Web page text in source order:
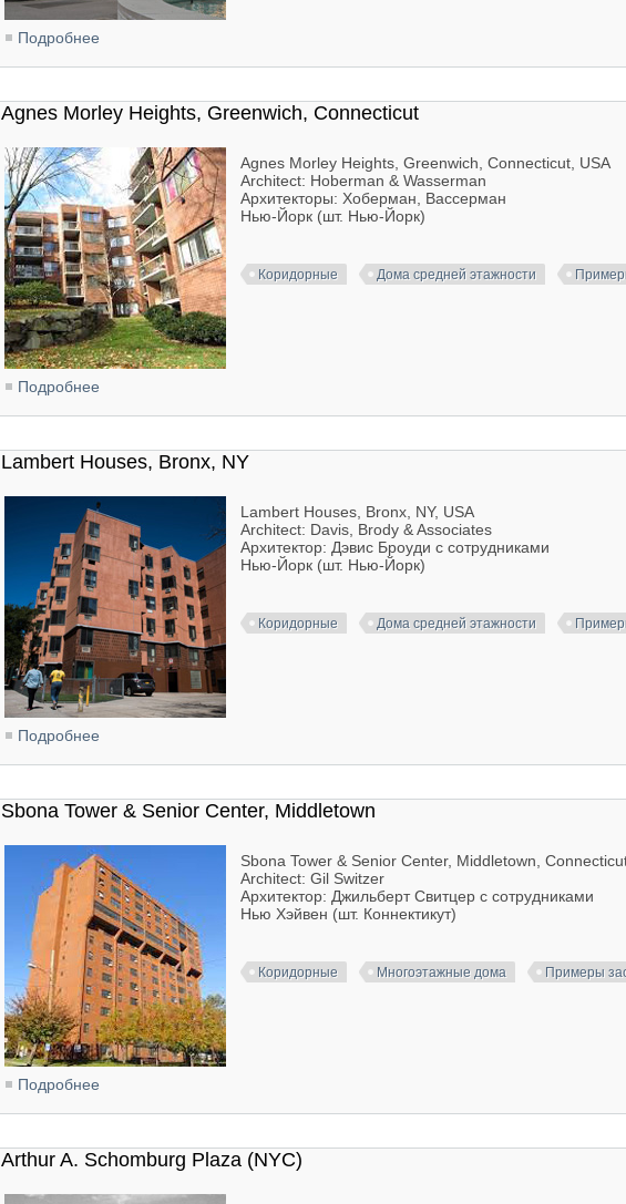
Подробнее
Agnes Morley Heights, Greenwich, Connecticut
Agnes Morley Heights, Greenwich, Connecticut, USA
Architect: Hoberman & Wasserman
Архитекторы: Хоберман, Вассерман
Нью-Йорк (шт. Нью-Йорк)
Коридорные Дома средней этажности
Подробнее
Lambert Houses, Bronx, NY
Lambert Houses, Bronx, NY, USA
Architect: Davis, Brody & Associates
Архитектор: Дэвис Броуди с сотрудниками
Нью-Йорк (шт. Нью-Йорк)
Коридорные Дома средней этажности
Подробнее
Sbona Tower & Senior Center, Middletown
Sbona Tower & Senior Center, Middletown,
Architect: Gil Switzer
Архитектор: Джильберт Свитцер с сотрудниками
Нью Хэйвен (шт. Коннектикут)
Коридорные Многоэтажные дома Примеры
Подробнее
Arthur A. Schomburg Plaza (NYC)